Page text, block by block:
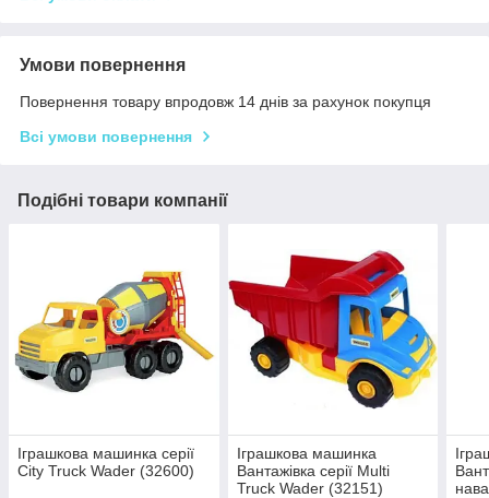
Умови повернення
Повернення товару впродовж 14 днів за рахунок покупця
Всі умови повернення
Подібні товари компанії
Іграшкова машинка серії
City Truck Wader (32600)
Іграшкова машинка
Вантажівка серії Multi
Truck Wader (32151)